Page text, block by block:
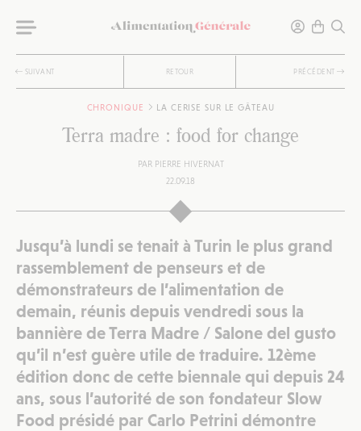
SUIVANT RETOUR PRÉCÉDENT
CHRONIQUE LA CERISE SUR LE GÂTEAU
Terra madre : food for change
PAR PIERRE HIVERNAT
22.09.18
Jusqu’à lundi se tenait à Turin le plus grand
rassemblement de penseurs et de
démonstrateurs de l’alimentation de
demain, réunis depuis vendredi sous la
bannière de Terra Madre / Salone del gusto
qu’il n’est guère utile de traduire. 12ème
édition donc de cette biennale qui depuis 24
ans, sous l’autorité de son fondateur Slow
Food présidé par Carlo Petrini démontre